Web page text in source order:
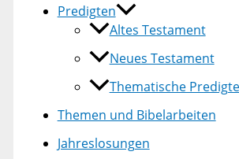
Predigten
Altes Testament
Neues Testament
Thematische
Themen und Bibelarbeiten
Jahreslosungen